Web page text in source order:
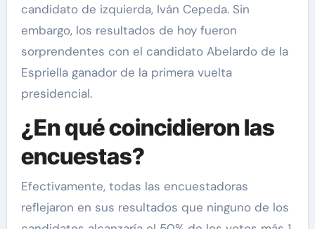
candidato de izquierda, Iván Cepeda. Sin
embargo, los resultados de hoy fueron
sorprendentes con el candidato Abelardo de la
Espriella ganador de la primera vuelta
presidencial.
¿En qué coincidieron las
encuestas?
Efectivamente, todas las encuestadoras
reflejaron en sus resultados que ninguno de los